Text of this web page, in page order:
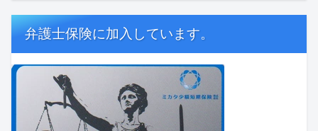
弁護士保険に加入しています。